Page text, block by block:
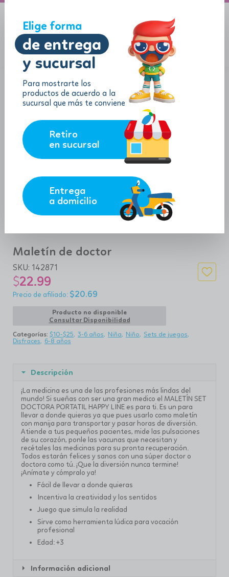
Elige forma
de entrega
y sucursal
Para mostrarte los
productos de acuerdo a la
sucursal que más te conviene
Retiro
en sucursal
Entrega
a domicilio
Maletín de doctor
SKU: 142871
$22.99
$20.69
Producto no disponible
Consultar Disponibilidad
Categorías: $10-$25 3-6 años Niña Niño
Sets de juegos
Disfraces
6-8 años
Descripción
¡La medicina es una de las profesiones más lindas del
mundo! Si sueñas con ser una gran medico el MALETÍN SET
DOCTORA PORTATIL HAPPY LINE es para ti. Es un para
llevar a donde quieras ya que pues usarlo como maletín
con manija para transportar y pasar horas de diversión.
Atiende a tus pequeños pacientes, mide las pulsaciones
de su corazón, ponle las vacunas que necesitan y
recétales las medicinas para su pronta recuperación.
Todos estarán felices y sanos con una súper doctor o
doctora como tú. ¡Que la diversión nunca termine!
¡Anímate y cómpralo ya!
Fácil de llevar a donde quieras
Incentiva la creatividad y los sentidos
Juego que simula la realidad
Sirve como herramienta lúdica para vocación
profesional
Edad: +3
Información adicional